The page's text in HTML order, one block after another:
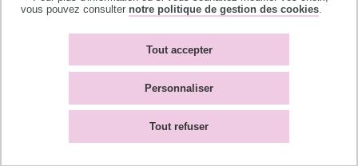
vous pouvez consulter notre politique de gestion des cookies
Tout accepter
Tout refuser
Personnaliser
Bibliothèques
L'université recrute
Mentions légales
Accessibilité : non-
Témoins de connexion
(cookies)